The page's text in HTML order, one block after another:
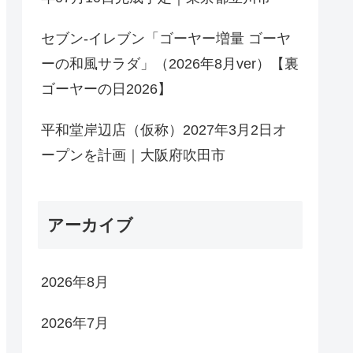
セブン-イレブン「ゴーヤー増量 ゴーヤ
ーの和風サラダ」（2026年8月ver）【裏
ゴーヤーの日2026】
平和堂岸辺店（仮称）2027年3月2日オ
ープンを計画｜大阪府吹田市
アーカイブ
2026年8月
2026年7月